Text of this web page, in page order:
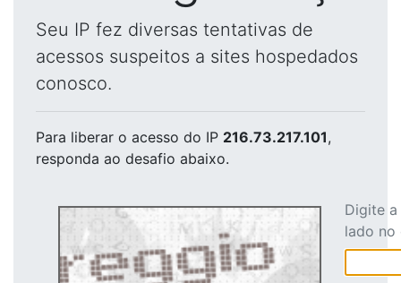
Seu IP fez diversas tentativas de
acessos suspeitos a sites hospedados
conosco.
Para liberar o acesso do IP 216.73.217.101,
responda ao desafio abaixo.
Digite
lado no